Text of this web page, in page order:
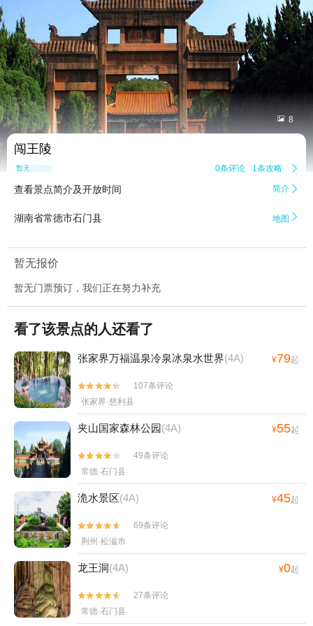
 8
闯王陵
暂无点评 0条评论 1条攻略 
查看景点简介及开放时间 简介 
湖南省常德市石门县 地图 
暂无报价
暂无门票预订，我们正在努力补充
看了该景点的人还看了
张家界万福温泉冷泉冰泉水世界(4A) ¥79起


107条评论
张家界·慈利县
夹山国家森林公园(4A) ¥55起


49条评论
常德·石门县
洈水景区(4A) ¥45起


69条评论
荆州·松滋市
龙王洞(4A) ¥0起


27条评论
常德·石门县
